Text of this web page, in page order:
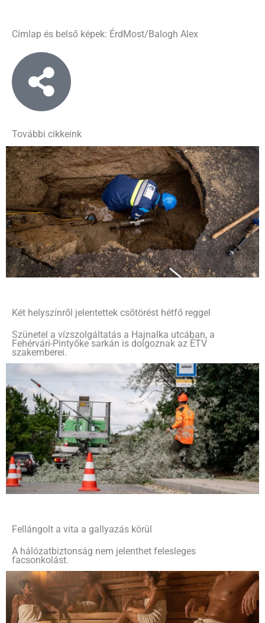
Címlap és belső képek: ÉrdMost/Balogh Alex
További cikkeink
Két helyszínről jelentettek csőtörést hétfő reggel
Szünetel a vízszolgáltatás a Hajnalka utcában, a
Fehérvári-Pintyőke sarkán is dolgoznak az ÉTV
szakemberei.
Fellángolt a vita a gallyazás körül
A hálózatbiztonság nem jelenthet felesleges
facsonkolást.